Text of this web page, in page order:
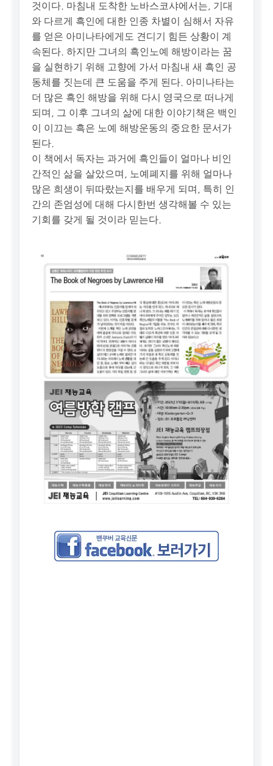
것이다. 마침내 도착한 노바스코샤에서는, 기대
와 다르게 흑인에 대한 인종 차별이 심해서 자유
를 얻은 아미나타에게도 견디기 힘든 상황이 계
속된다. 하지만 그녀의 흑인노예 해방이라는 꿈
을 실현하기 위해 고향에 가서 마침내 새 흑인 공
동체를 짓는데 큰 도움을 주게 된다. 아미나타는
더 많은 흑인 해방을 위해 다시 영국으로 떠나게
되며, 그 이후 그녀의 삶에 대한 이야기책은 백인
이 이끄는 흑은 노예 해방운동의 중요한 문서가
된다.
이 책에서 독자는 과거에 흑인들이 얼마나 비인
간적인 삶을 살았으며, 노예폐지를 위해 얼마나
많은 희생이 뒤따랐는지를 배우게 되며, 특히 인
간의 존엄성에 대해 다시한번 생각해볼 수 있는
기회를 갖게 될 것이라 믿는다.